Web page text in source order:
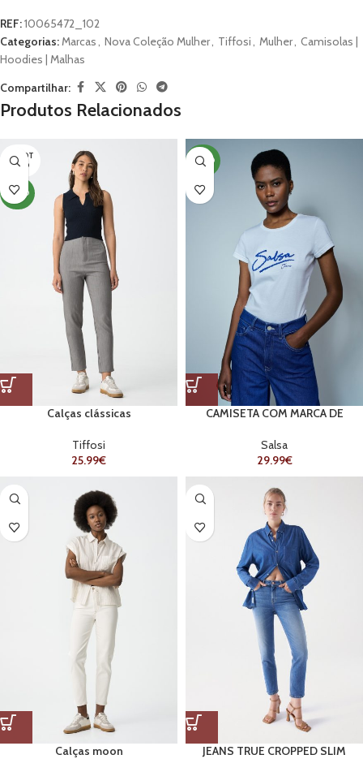
REF:10065472_102
Categorias:Marcas, Nova Coleção Mulher, Tiffosi, Mulher, Camisolas |
Hoodies | Malhas
Compartilhar:
Produtos Relacionados
ESGOT
ADO
NOVO
Calças clássicas
Tiffosi
25.99€
NOVO
CAMISETA COM MARCA DE
Salsa
29.99€
Calças moon JEANS TRUE CROPPED SLIM